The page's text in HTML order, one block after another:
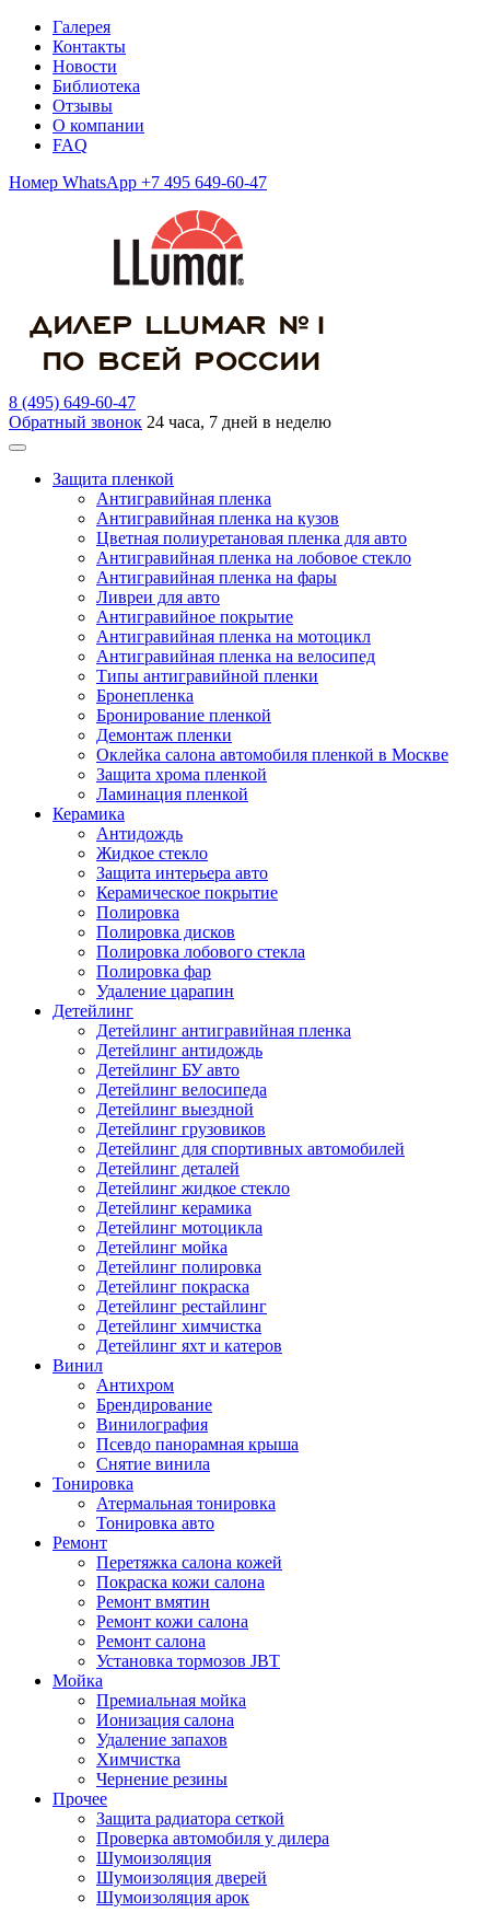
Галерея
Контакты
Новости
Библиотека
Отзывы
О компании
FAQ
Номер WhatsApp +7 495 649-60-47
8 (495) 649-60-47
Обратный звонок 24 часа, 7 дней в неделю
Защита пленкой
Антигравийная пленка
Антигравийная пленка на кузов
Цветная полиуретановая пленка для авто
Антигравийная пленка на лобовое стекло
Антигравийная пленка на фары
Ливреи для авто
Антигравийное покрытие
Антигравийная пленка на мотоцикл
Антигравийная пленка на велосипед
Типы антигравийной пленки
Бронепленка
Бронирование пленкой
Демонтаж пленки
Оклейка салона автомобиля пленкой в Москве
Защита хрома пленкой
Ламинация пленкой
Керамика
Антидождь
Жидкое стекло
Защита интерьера авто
Керамическое покрытие
Полировка
Полировка дисков
Полировка лобового стекла
Полировка фар
Удаление царапин
Детейлинг
Детейлинг антигравийная пленка
Детейлинг антидождь
Детейлинг БУ авто
Детейлинг велосипеда
Детейлинг выездной
Детейлинг грузовиков
Детейлинг для спортивных автомобилей
Детейлинг деталей
Детейлинг жидкое стекло
Детейлинг керамика
Детейлинг мотоцикла
Детейлинг мойка
Детейлинг полировка
Детейлинг покраска
Детейлинг рестайлинг
Детейлинг химчистка
Детейлинг яхт и катеров
Винил
Антихром
Брендирование
Винилография
Псевдо панорамная крыша
Снятие винила
Тонировка
Атермальная тонировка
Тонировка авто
Ремонт
Перетяжка салона кожей
Покраска кожи салона
Ремонт вмятин
Ремонт кожи салона
Ремонт салона
Установка тормозов JBT
Мойка
Премиальная мойка
Ионизация салона
Удаление запахов
Химчистка
Чернение резины
Прочее
Защита радиатора сеткой
Проверка автомобиля у дилера
Шумоизоляция
Шумоизоляция дверей
Шумоизоляция арок